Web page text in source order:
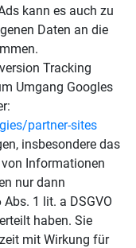
kann es auch zu
Daten an die
Tracking
Umgang Googles
partner-sites
insbesondere das
Informationen
nur dann
1 lit. a DSGVO
haben. Sie
mit Wirkung für